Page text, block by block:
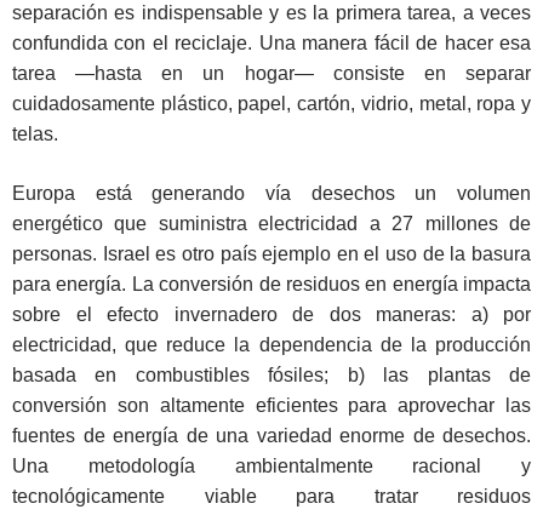
separación es indispensable y es la primera tarea, a veces
confundida con el reciclaje. Una manera fácil de hacer esa
tarea —hasta en un hogar— consiste en separar
cuidadosamente plástico, papel, cartón, vidrio, metal, ropa y
telas.
Europa está generando vía desechos un volumen
energético que suministra electricidad a 27 millones de
personas. Israel es otro país ejemplo en el uso de la basura
para energía. La conversión de residuos en energía impacta
sobre el efecto invernadero de dos maneras: a) por
electricidad, que reduce la dependencia de la producción
basada en combustibles fósiles; b) las plantas de
conversión son altamente eficientes para aprovechar las
fuentes de energía de una variedad enorme de desechos.
Una metodología ambientalmente racional y
tecnológicamente viable para tratar residuos